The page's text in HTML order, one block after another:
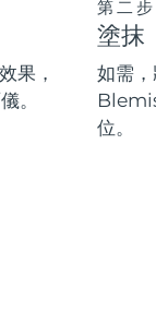
果，
。
第二步
塗抹
如需
位。